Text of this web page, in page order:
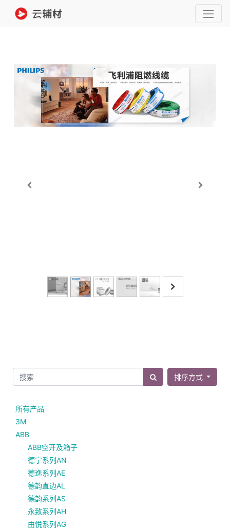
排序方式
所有产品
3M
ABB
ABB空开及箱子
德宁系列AN
德逸系列AE
德韵直边AL
德韵系列AS
永致系列AH
由悦系列AG